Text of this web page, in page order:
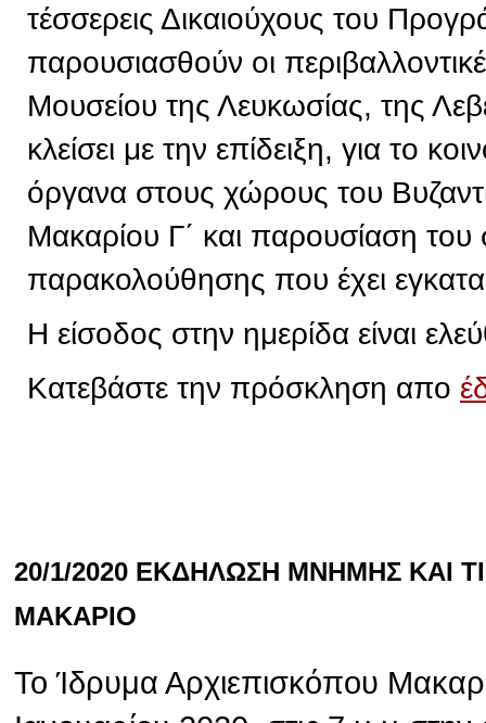
τέσσερεις Δικαιούχους του
παρουσιασθούν οι
Μουσείου της Λευκωσίας, της
κλείσει με την επίδειξη, για το
όργανα στους χώρους του
Μακαρίου Γ΄ και παρουσίαση του
παρακολούθησης που έχει
Η είσοδος στην ημερίδα είναι
Κατεβάστε την πρόσκληση απο
20/1/2020 ΕΚΔΗΛΩΣΗ ΜΝΗΜΗΣ ΚΑΙ
ΜΑΚΑΡΙΟ
Το Ίδρυμα Αρχιεπισκόπου